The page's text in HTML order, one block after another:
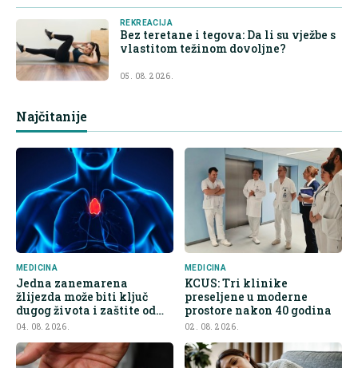
REKREACIJA
Bez teretane i tegova: Da li su vježbe s
vlastitom težinom dovoljne?
05. 08. 2026.
Najčitanije
MEDICINA
Jedna zanemarena
žlijezda može biti ključ
dugog života i zaštite od
raka
04. 08. 2026.
MEDICINA
KCUS: Tri klinike
preseljene u moderne
prostore nakon 40 godina
02. 08. 2026.